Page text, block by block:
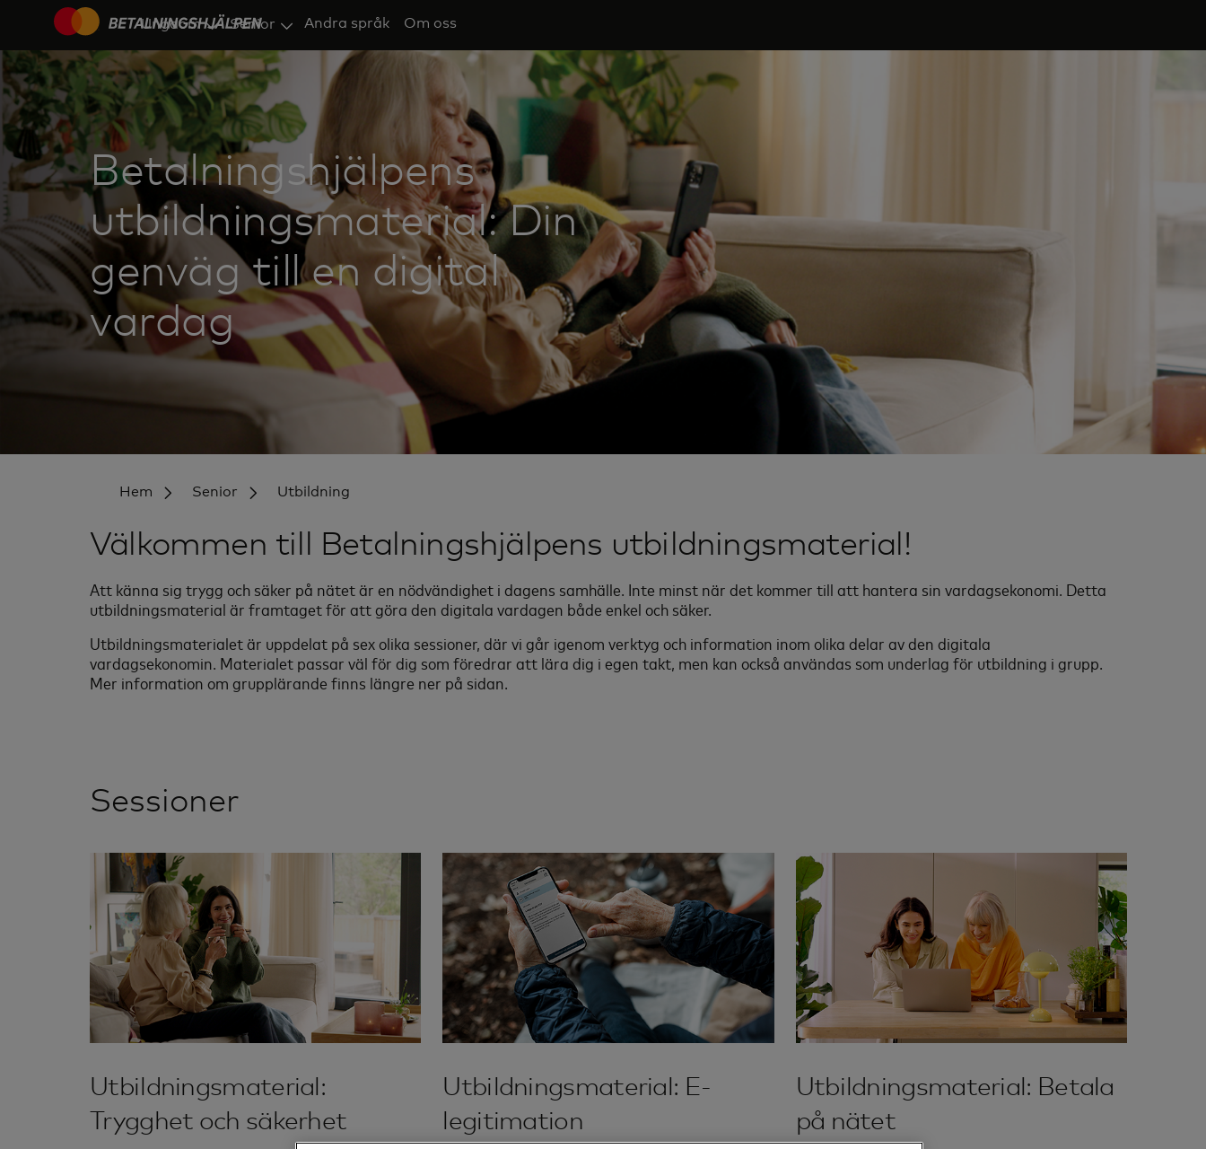
Ungdom Senior Andra språk Om oss
Betalningshjälpens
utbildningsmaterial: Din
genväg till en digital
vardag
Hem Senior Utbildning
Välkommen till Betalningshjälpens utbildningsmaterial!
Att känna sig trygg och säker på nätet är en nödvändighet i dagens samhälle. Inte minst när det kommer till att hantera sin vardagsekonomi. Detta
utbildningsmaterial är framtaget för att göra den digitala vardagen både enkel och säker.
Utbildningsmaterialet är uppdelat på sex olika sessioner, där vi går igenom verktyg och information inom olika delar av den digitala
vardagsekonomin. Materialet passar väl för dig som föredrar att lära dig i egen takt, men kan också användas som underlag för utbildning i grupp.
Mer information om grupplärande finns längre ner på sidan.
Sessioner
Utbildningsmaterial:
Trygghet och säkerhet
Utbildningsmaterial: E-
legitimation
Utbildningsmaterial: Betala
på nätet